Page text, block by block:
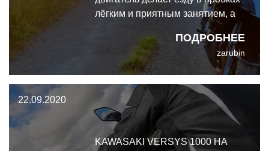
ПОДРОБНЕЕ
лёгким и приятным занятием, а
маневрировать на парковках -
вообще особое удовольствие.
Покинув пробку, открыв газ и
услышав рёв из аирбокса,
вспоминаешь, что это как-никак
1043-кубовый
четырёхцилиндровый двигатель
zarubin
22.09.2020
KAWASAKI VERSYS 1000 НА